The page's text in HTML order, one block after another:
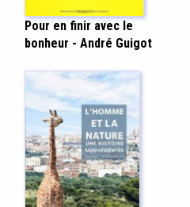
Pour en finir avec le
bonheur - André Guigot